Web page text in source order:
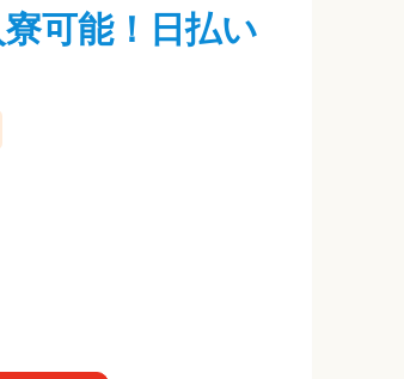
可能！日払い